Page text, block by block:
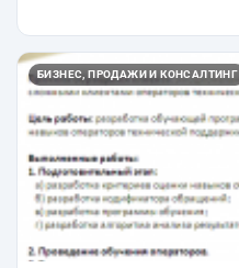
БИЗНЕС, ПРОДАЖИ И КОНСАЛТИНГ